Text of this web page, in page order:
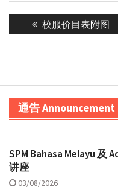
navigation
Previous
post:
校服价目表附图
通告 Announcement
SPM Bahasa Melayu 及
讲座
03/08/2026